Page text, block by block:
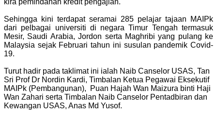
kira pemindahan kredit pengajian.
Sehingga kini terdapat seramai 285 pelajar tajaan MAIPk
dari pelbagai universiti di negara Timur Tengah termasuk
Mesir, Saudi Arabia, Jordon serta Maghribi yang pulang ke
Malaysia sejak Februari tahun ini susulan pandemik Covid-
19.
Turut hadir pada taklimat ini ialah Naib Canselor USAS, Tan
Sri Prof Dr Nordin Kardi, Timbalan Ketua Pegawai Eksekutif
MAIPk (Pembangunan), Puan Hajah Wan Maizura binti Haji
Wan Zahari serta Timbalan Naib Canselor Pentadbiran dan
Kewangan USAS, Anas Md Yusof.